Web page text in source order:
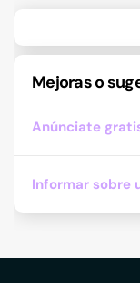
Mejoras o
Anúnciate
Informar sobre